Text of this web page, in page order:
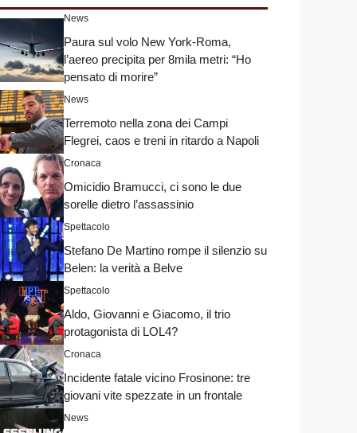
News
Paura sul volo New York-Roma,
l’aereo precipita per 8mila metri: “Ho
pensato di morire”
News
Terremoto nella zona dei Campi
Flegrei, caos e treni in ritardo a Napoli
Cronaca
Omicidio Bramucci, ci sono le due
sorelle dietro l’assassinio
Spettacolo
Stefano De Martino rompe il silenzio su
Belen: la verità a Belve
Spettacolo
Aldo, Giovanni e Giacomo, il trio
protagonista di LOL4?
Cronaca
Incidente fatale vicino Frosinone: tre
giovani vite spezzate in un frontale
News